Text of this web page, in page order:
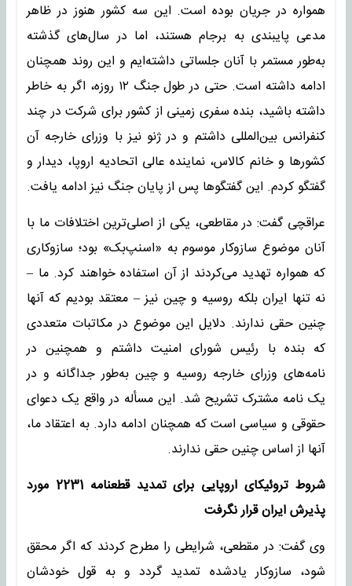
همواره در جریان بوده است. این سه کشور هنوز در ظاهر
مدعی پایبندی به برجام هستند، اما در سال‌های گذشته
به‌طور مستمر با آنان جلساتی داشته‌ایم و این روند همچنان
ادامه داشته است. حتی در طول جنگ ۱۲ روزه، اگر به خاطر
داشته باشید، بنده سفری زمینی از کشور برای شرکت در چند
کنفرانس بین‌المللی داشتم و در ژنو نیز با وزرای خارجه آن
کشورها و خانم کالاس، نماینده عالی اتحادیه اروپا، دیدار و
گفتگو کردم. این گفتگوها پس از پایان جنگ نیز ادامه یافت.
عراقچی گفت: در مقاطعی، یکی از اصلی‌ترین اختلافات ما با
آنان موضوع سازوکار موسوم به «اسنپ‌بک» بود؛ سازوکاری
که همواره تهدید می‌کردند از آن استفاده خواهند کرد. ما –
نه تنها ایران بلکه روسیه و چین نیز – معتقد بودیم که آنها
چنین حقی ندارند. دلایل این موضوع در مکاتبات متعددی
که بنده با رئیس شورای امنیت داشتم و همچنین در
نامه‌های وزرای خارجه روسیه و چین به‌طور جداگانه و در
یک نامه مشترک تشریح شد. این مسأله در واقع یک دعوای
حقوقی و سیاسی است که همچنان ادامه دارد. به اعتقاد ما،
آنها از اساس چنین حقی ندارند.
شروط تروئیکای اروپایی برای تمدید قطعنامه 2231 مورد
پذیرش ایران قرار نگرفت
وی گفت: در مقطعی، شرایطی را مطرح کردند که اگر محقق
شود، سازوکار یادشده تمدید گردد و به قول خودشان